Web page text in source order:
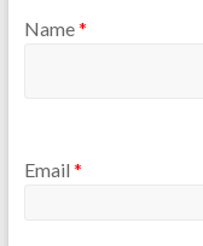
Name*
Email *